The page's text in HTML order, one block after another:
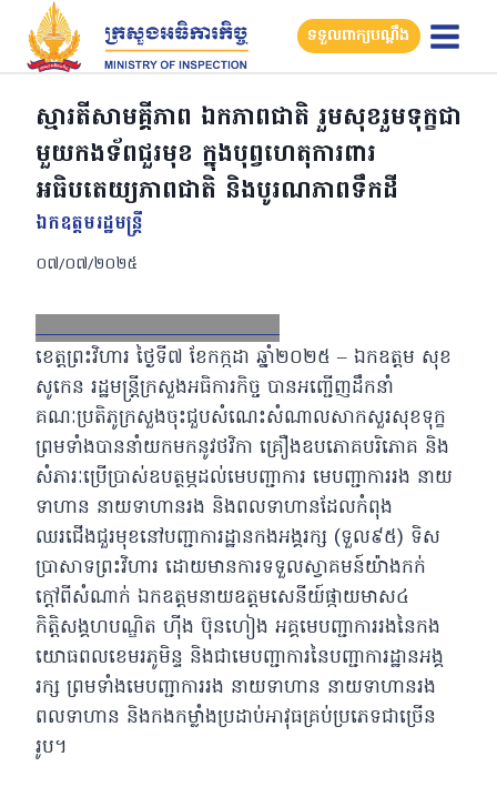
Skip
content
ទទួលពាក្យបណ្តឹង
ស្មារតីសាមគ្គីភាព ឯកភាពជាតិ រួមសុខរួមទុក្ខជា
មួយកងទ័ពជួរមុខ ក្នុងបុព្វហេតុការពារ
អធិបតេយ្យភាពជាតិ និងបូរណភាពទឹកដី
ឯកឧត្ដមរដ្ឋមន្ត្រី
០៧/០៧/២០២៥
FacebookXEmailLinkedIn
ខេត្តព្រះវិហារ ថ្ងៃទី៧ ខែកក្កដា ឆ្នាំ២០២៥ – ឯកឧត្តម សុខ
សូកេន រដ្ឋមន្រ្តីក្រសួងអធិការកិច្ច បានអញ្ជើញដឹកនាំ
គណៈប្រតិភូក្រសួងចុះជួបសំណេះសំណាលសាកសួរសុខទុក្ខ
ព្រមទាំងបាននាំយកមកនូវថវិកា គ្រឿងឧបភោគបរិភោគ និង
សំភារៈប្រើប្រាស់ឧបត្ថម្ភដល់មេបញ្ជាការ មេបញ្ជាការរង នាយ
ទាហាន នាយទាហានរង និងពលទាហានដែលកំពុង
ឈរជើងជួរមុខនៅបញ្ជាការដ្ឋានកងអង្គរក្ស (ទួល៩៥) ទិស
ប្រាសាទព្រះវិហារ ដោយមានការទទួលស្វាគមន៍យ៉ាងកក់
ក្ដៅពីសំណាក់ ឯកឧត្តមនាយឧត្តមសេនីយ៍ផ្កាយមាស៤
កិត្តិសង្គហបណ្ឌិត ហ៊ីង ប៊ុនហៀង អគ្គមេបញ្ជាការរងនៃកង
យោធពលខេមរភូមិន្ទ និងជាមេបញ្ជាការនៃបញ្ជាការដ្ឋានអង្គ
រក្ស ព្រមទាំងមេបញ្ជាការរង នាយទាហាន នាយទាហានរង
ពលទាហាន និងកងកម្លាំងប្រដាប់អាវុធគ្រប់ប្រភេទជាច្រើន
រូប។